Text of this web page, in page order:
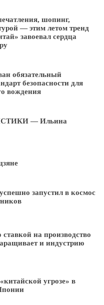
шопинг,
— этим летом тренд
завоевал сердца
обязательный
безопасности для
вождения
— Ильина
запустил в космос
на производство
и индустрию
угрозе» в